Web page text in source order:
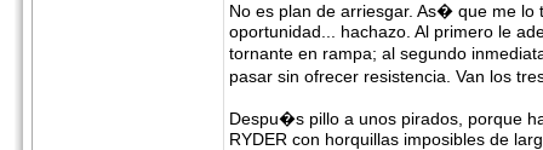
No es plan de arriesgar. As� que me
oportunidad... hachazo. Al primero le
tornante en rampa; al segundo
pasar sin ofrecer resistencia. Van los
Despu�s pillo a unos pirados, porque
RYDER con horquillas imposibles de